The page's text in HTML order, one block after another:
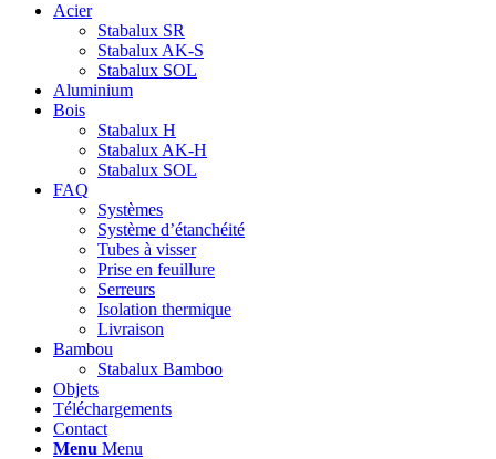
Acier
Stabalux SR
Stabalux AK-S
Stabalux SOL
Aluminium
Bois
Stabalux H
Stabalux AK-H
Stabalux SOL
FAQ
Systèmes
Système d’étanchéité
Tubes à visser
Prise en feuillure
Serreurs
Isolation thermique
Livraison
Bambou
Stabalux Bamboo
Objets
Téléchargements
Contact
Menu Menu